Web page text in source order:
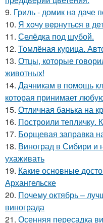
9. Гриль - домик на даче
10. Я xoчу вepнутьcя в
11. Селёдка под шубой.
12. Томлёная курица.
13. Отцы, которые
животных!
14. Дачникам в помощь
которая принимает
15. Отличная банька на
16. Построили тепличку.
17. Борщевая заправка
18. Виноград в Сибири и
ухаживать
19. Какие основные
Архангельске
20. Почему октябрь –
винограда
21. Осенняя пересадка